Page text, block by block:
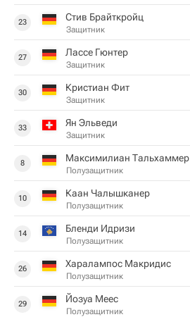
23 Стив Брайткройц
Защитник
27 Лассе Гюнтер
Защитник
30 Кристиан Фит
Защитник
33 Ян Эльведи
Защитник
8 Максимилиан Тальхаммер
Полузащитник
10 Каан Чалышканер
Полузащитник
14 Бленди Идризи
Полузащитник
26 Харалампос Макридис
Полузащитник
29 Йозуа Меес
Полузащитник